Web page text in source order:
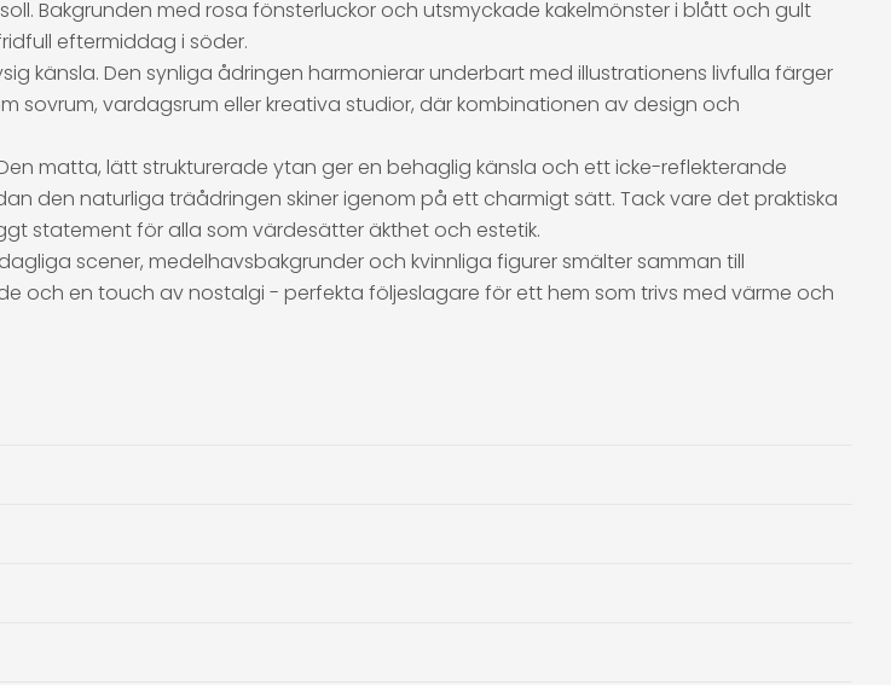
Bakgrunden med rosa fönsterluckor och utsmyckade kakelmönster i blått och gult
eftermiddag i söder.
känsla. Den synliga ådringen harmonierar underbart med illustrationens livfulla färger
sovrum, vardagsrum eller kreativa studior, där kombinationen av design och
matta, lätt strukturerade ytan ger en behaglig känsla och ett icke-reflekterande
den naturliga träådringen skiner igenom på ett charmigt sätt. Tack vare det praktiska
statement för alla som värdesätter äkthet och estetik.
scener, medelhavsbakgrunder och kvinnliga figurer smälter samman till
och en touch av nostalgi - perfekta följeslagare för ett hem som trivs med värme och